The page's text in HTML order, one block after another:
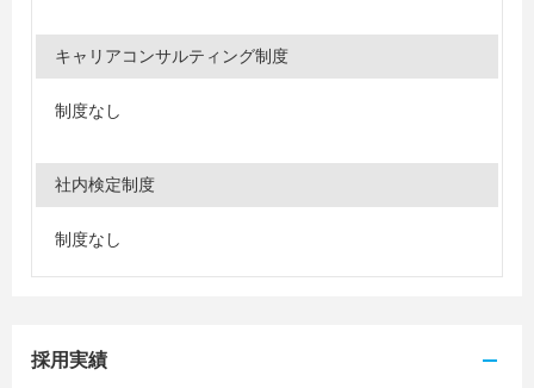
キャリアコンサルティング制度
制度なし
社内検定制度
制度なし
採用実績